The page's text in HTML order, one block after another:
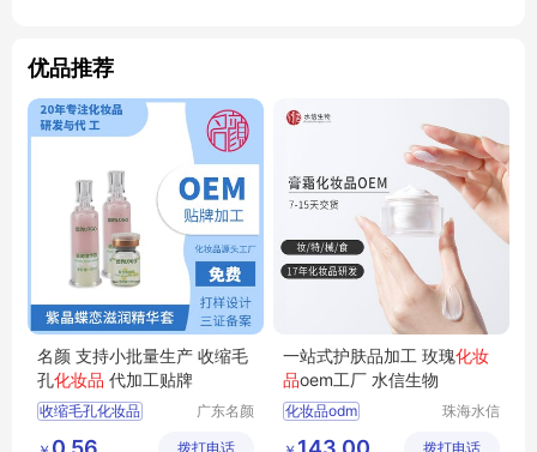
优品推荐
名颜 支持小批量生产 收缩毛
孔化妆品 代加工贴牌
收缩毛孔化妆品
广东名颜
拨打电话
一站式护肤品加工 玫瑰化妆
品oem工厂 水信生物
化妆品odm
珠海水信
拨打电话